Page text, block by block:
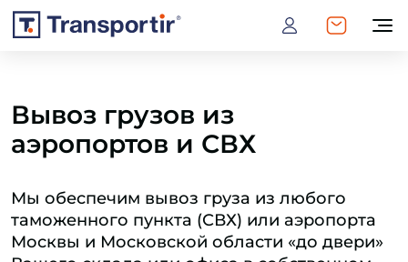
Вывоз грузов из
аэропортов и СВХ
Мы обеспечим вывоз груза из любого
таможенного пункта (СВХ) или аэропорта
Москвы и Московской области «до двери»